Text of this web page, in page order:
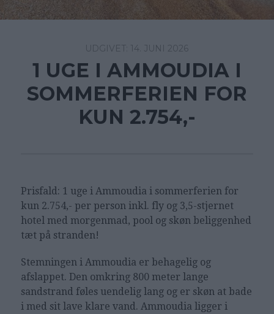
14. JUNI 2026
1 UGE I AMMOUDIA I
SOMMERFERIEN FOR
KUN 2.754,-
Prisfald: 1 uge i Ammoudia i sommerferien for
kun 2.754,- per person inkl. fly og 3,5-stjernet
hotel med morgenmad, pool og skøn beliggenhed
tæt på stranden!
Stemningen i Ammoudia er behagelig og
afslappet. Den omkring 800 meter lange
sandstrand føles uendelig lang og er skøn at bade
i med sit lave klare vand. Ammoudia ligger i